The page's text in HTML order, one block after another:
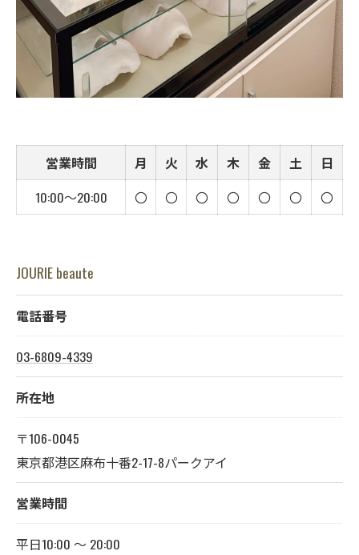
営業時間 月 火 水 木 金 土
日
10:00〜20:00
〇 〇 〇 〇 〇 〇 〇
JOURIE beaute
電話番号
03-6809-4339
所在地
〒106-0045
東京都港区麻布十番2-17-8パークアイ
営業時間
平日10:00 〜 20:00